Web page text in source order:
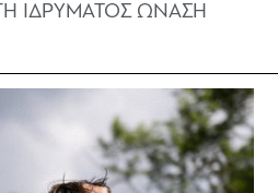
ΙΔΡΥΜΑΤΟΣ ΩΝΑΣΗ